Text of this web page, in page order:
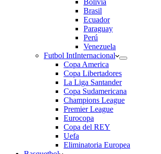
Bolivia
Brasil
Ecuador
Paraguay
Perú
Venezuela
Futbol IntInternacional
Copa America
Copa Libertadores
La Liga Santander
Copa Sudamericana
Champions League
Premier League
Eurocopa
Copa del REY
Uefa
Eliminatoria Europea